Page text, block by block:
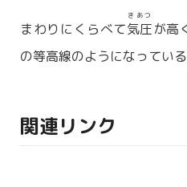
まわりにくらべて気圧
きあつ
が高
の等高線のようになってい
関連リンク